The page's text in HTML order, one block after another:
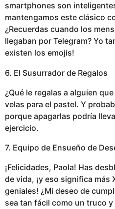
smartphones son
mantengamos este clásico
¿Recuerdas cuando los
llegaban por Telegram? Yo
existen los emojis!
6. El Susurrador de Regalos
¿Qué le regalas a alguien
velas para el pastel. Y
porque apagarlas podría
ejercicio.
7. Equipo de Ensueño de
¡Felicidades, Paola! Has
de vida, ¡y eso significa más
geniales! ¿Mi deseo de
sea tan fácil como un truco